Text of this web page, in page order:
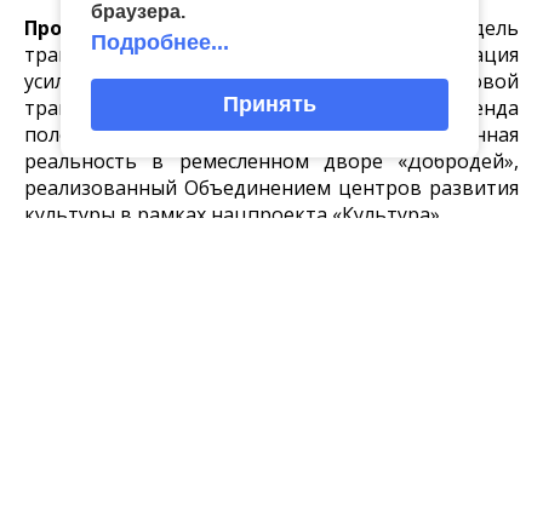
Проект «Добродей»
– рабочая модель
трансформации, где традиция и инновация
усиливают друг друга. Начало цифровой
трансформации известного локального бренда
положил в 2022 году проект «Дополненная
реальность в ремесленном дворе «Добродей»,
реализованный Объединением центров развития
культуры в рамках нацпроекта «Культура».
браузера.
Подробнее...
Принять